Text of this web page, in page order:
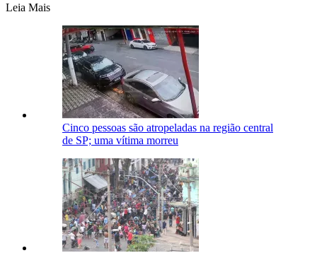
Leia Mais
Cinco pessoas são atropeladas na região central
de SP; uma vítima morreu